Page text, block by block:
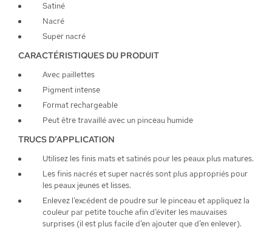
Satiné
Nacré
Super nacré
CARACTÉRISTIQUES DU PRODUIT
Avec paillettes
Pigment intense
Format rechargeable
Peut être travaillé avec un pinceau humide
TRUCS D’APPLICATION
Utilisez les finis mats et satinés pour les peaux plus matures.
Les finis nacrés et super nacrés sont plus appropriés pour
les peaux jeunes et lisses.
Enlevez l’excédent de poudre sur le pinceau et appliquez la
couleur par petite touche afin d’éviter les mauvaises
surprises (il est plus facile d’en ajouter que d’en enlever).